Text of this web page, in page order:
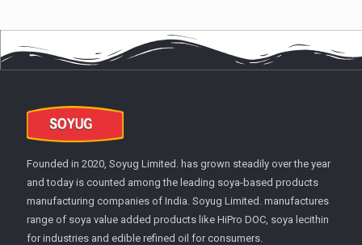
Founded in 2020, Soyug Limited. has grown steadily over the year
and today is counted among the leading soya-based products
manufacturing companies of India. Soyug Limited. manufactures
range of soya value added products like HiPro DOC, soya lecithin
for industries and edible refined oil for consumers.